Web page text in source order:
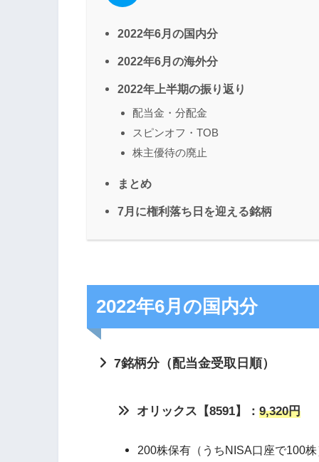
2022年6月の国内分
2022年6月の海外分
2022年上半期の振り返り
配当金・分配金
スピンオフ・TOB
株主優待の廃止
まとめ
7月に権利落ち日を迎える銘柄
2022年6月の国内分
7銘柄分（配当金受取日順）
オリックス【8591】：9,320円
200株保有（うちNISA口座で100株